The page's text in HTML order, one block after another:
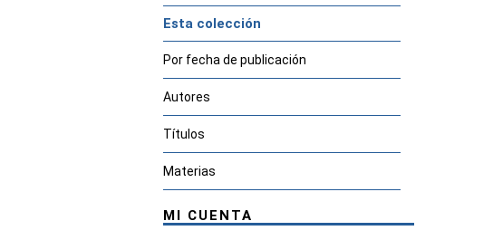
Esta colección
Por fecha de publicación
Autores
Títulos
Materias
MI CUENTA